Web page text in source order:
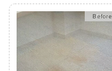
After